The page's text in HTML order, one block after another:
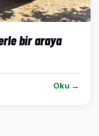
bir araya
Oku →